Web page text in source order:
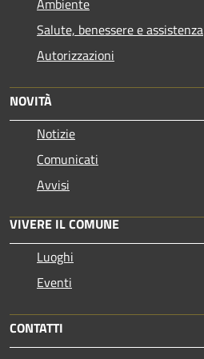
Salute, benessere e assistenza
Autorizzazioni
NOVITÀ
Notizie
Comunicati
Avvisi
VIVERE IL COMUNE
Luoghi
Eventi
CONTATTI